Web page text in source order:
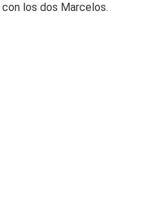
los dos Marcelos.